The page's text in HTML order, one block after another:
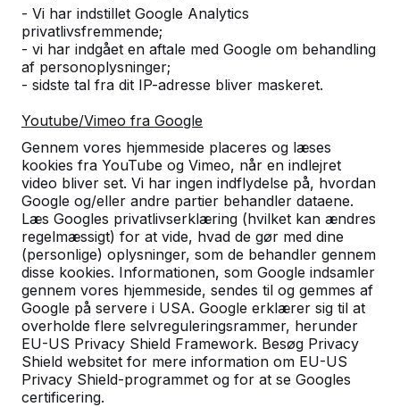
- Vi har indstillet Google Analytics
privatlivsfremmende;
- vi har indgået en aftale med Google om behandling
af personoplysninger;
- sidste tal fra dit IP-adresse bliver maskeret.
Youtube/Vimeo fra Google
Gennem vores hjemmeside placeres og læses
kookies fra YouTube og Vimeo, når en indlejret
video bliver set. Vi har ingen indflydelse på, hvordan
Google og/eller andre partier behandler dataene.
Læs Googles privatlivserklæring (hvilket kan ændres
regelmæssigt) for at vide, hvad de gør med dine
(personlige) oplysninger, som de behandler gennem
disse kookies. Informationen, som Google indsamler
gennem vores hjemmeside, sendes til og gemmes af
Google på servere i USA. Google erklærer sig til at
overholde flere selvreguleringsrammer, herunder
EU-US Privacy Shield Framework. Besøg Privacy
Shield websitet for mere information om EU-US
Privacy Shield-programmet og for at se Googles
certificering.
Luksus Betonbænk
DKK 9.800,00 ekskl. moms
Vælg en variant:
Se produkt